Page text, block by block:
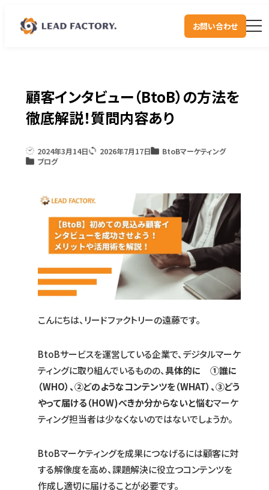
お問い合わせ
顧客インタビュー（BtoB）の方法を
徹底解説！質問内容あり
2024年3月14日 2026年7月17日
BtoBマーケティング
ブログ
こんにちは、リードファクトリーの遠藤です。
BtoBサービスを運営している企業で、デジタルマーケ
ティングに取り組んでいるものの、具体的に ①誰に
（WHO）、②どのようなコンテンツを（WHAT）、③どう
やって届ける（HOW)べきか分からないと悩むマーケ
ティング担当者は少なくないのではないでしょうか。
BtoBマーケティングを成果につなげるには顧客に対
する解像度を高め、課題解決に役立つコンテンツを
作成し適切に届けることが必要です。